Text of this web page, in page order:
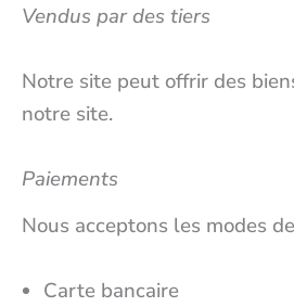
Vendus par des tiers
Notre site peut offrir des
notre site.
Paiements
Nous acceptons les modes
Carte bancaire